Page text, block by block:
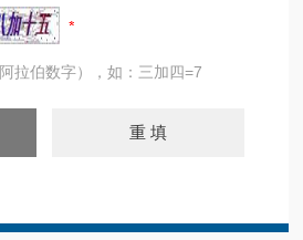
拉伯数字），如：三加四=7